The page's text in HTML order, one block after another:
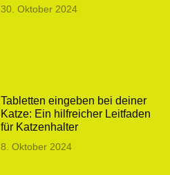
30. Oktober 2024
Tabletten eingeben bei deiner
Katze: Ein hilfreicher Leitfaden
für Katzenhalter
8. Oktober 2024